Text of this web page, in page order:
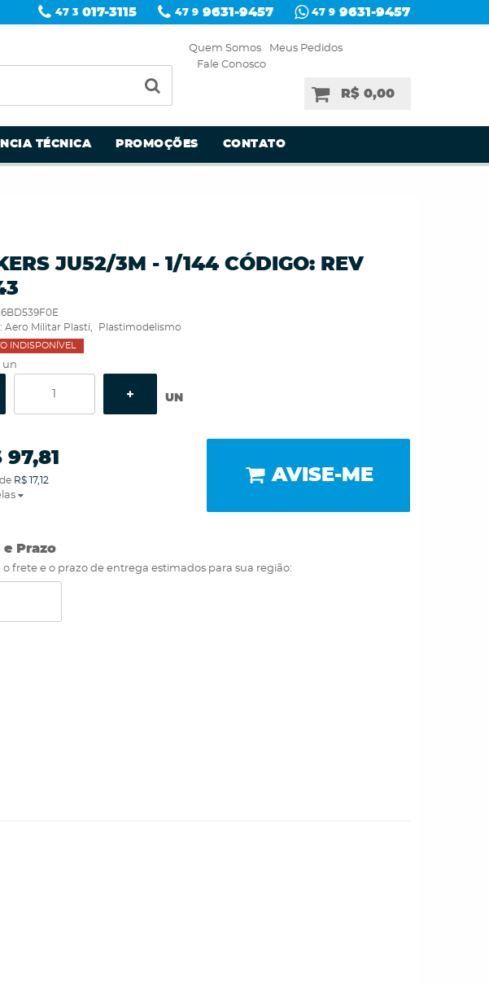
47 3 017-3115 47 9 9631-9457 47 9 9631-9457
Quem Somos
Meus Pedidos
Fale Conosco
R$ 0,00
TÉCNICA PROMOÇÕES CONTATO
JU52/3M - 1/144 CÓDIGO: REV
Aero Militar Plasti Plastimodelismo
INDISPONÍVEL
un
UN
97,81
R$ 17,12 AVISE-ME
e Prazo
o frete e o prazo de entrega estimados para sua região: